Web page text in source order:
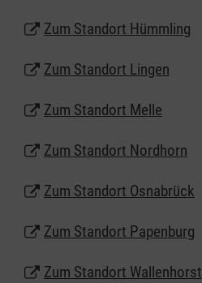
Zum Standort Hümmling
Zum Standort Lingen
Zum Standort Melle
Zum Standort Nordhorn
Zum Standort Osnabrück
Zum Standort Papenburg
Zum Standort Wallenhorst